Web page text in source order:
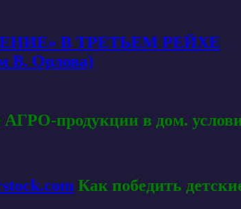
В ТРЕТЬЕМ РЕЙХЕ
В. Орлова)
продукции в дом.
Как победить